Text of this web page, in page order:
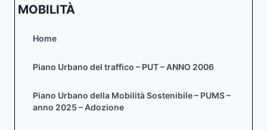
MOBILITÀ
Home
Piano Urbano del traffico – PUT – ANNO 2006
Piano Urbano della Mobilità Sostenibile – PUMS –
anno 2025 – Adozione